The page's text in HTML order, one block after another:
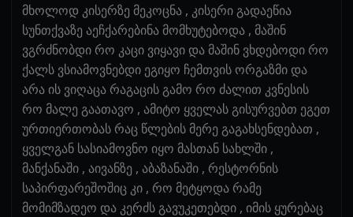
მხოლოდ კისერზე მეკოცნა , კისერი გადაეწია
სუნთქვაზე აეჩქარებინა მომხუტებოდა , მაშინ
ვგრძნობდი რო კაცი ვიყავი და მაშინ ვხდებოდი რო
ქალს ვსიამოვნებდი ეგიყო ჩემთვის ორგაზმი და
არა ის ვიღაცა რაგაცის გამო რო ძალით კვნესის
რო მალე გაათავო , ამიტო ყველას გისურვებთ ეგეთ
ურთიერთობას რაც წლების მერე გაგახსენდებათ ,
ყველგან სასიამოვნო იყო მასთან სახლში ,
მანქანაში , აივანზე , აბაზანაში , რესტორნის
საპირფარეშოშიც კი , რო მეტყოდა რამე
მომიმზადეო და კერძს გავუკეთებდი , იმის ყურებაც